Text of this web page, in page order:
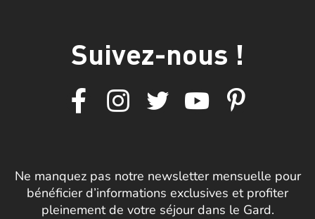
Suivez-nous !
Ne manquez pas notre newsletter mensuelle pour
bénéficier d’informations exclusives et profiter
pleinement de votre séjour dans le Gard.